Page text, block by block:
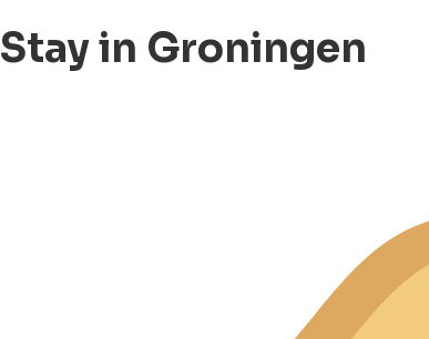
Stay in Groningen